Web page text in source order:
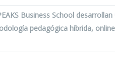
Business School desarrollan
pedagógica híbrida,